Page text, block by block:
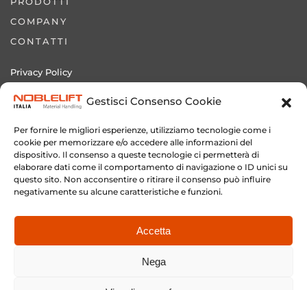
Gestisci Consenso Cookie
Per fornire le migliori esperienze, utilizziamo tecnologie come i
cookie per memorizzare e/o accedere alle informazioni del
dispositivo. Il consenso a queste tecnologie ci permetterà di
elaborare dati come il comportamento di navigazione o ID unici su
questo sito. Non acconsentire o ritirare il consenso può influire
negativamente su alcune caratteristiche e funzioni.
Accetta
Nega
COMPANY
CONTATTI
Privacy Policy
Cookie Policy
+39 0572 635536
P.I. 02024000461